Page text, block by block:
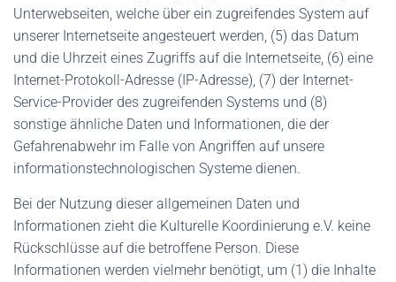
Unterwebseiten, welche über ein zugreifendes System auf
unserer Internetseite angesteuert werden, (5) das Datum
und die Uhrzeit eines Zugriffs auf die Internetseite, (6) eine
Internet-Protokoll-Adresse (IP-Adresse), (7) der Internet-
Service-Provider des zugreifenden Systems und (8)
sonstige ähnliche Daten und Informationen, die der
Gefahrenabwehr im Falle von Angriffen auf unsere
informationstechnologischen Systeme dienen.
Bei der Nutzung dieser allgemeinen Daten und
Informationen zieht die Kulturelle Koordinierung e.V. keine
Rückschlüsse auf die betroffene Person. Diese
Informationen werden vielmehr benötigt, um (1) die Inhalte